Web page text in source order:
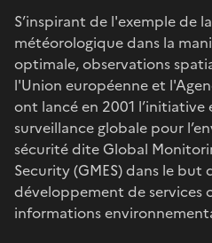
S’inspirant de l'exemple de
météorologique dans la
optimale, observations
l'Union européenne et
ont lancé en 2001 l’initiative
surveillance globale pour
sécurité dite Global
Security (GMES) dans le
développement de services
informations